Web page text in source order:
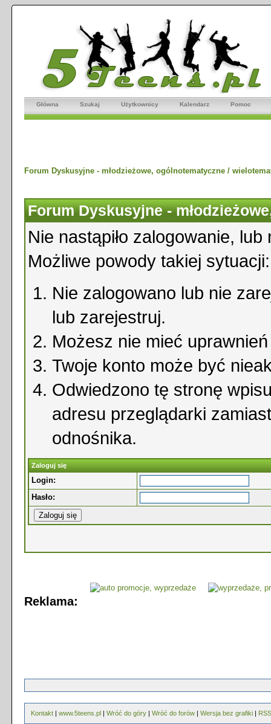
Główna Szukaj Użytkownicy Kalendarz Pomoc
Forum Dyskusyjne - młodzieżowe, ogólnotematyczne /
Forum Dyskusyjne -
Nie nastąpiło zalogowanie,
Możliwe powody takiej sytuacji:
Nie zalogowano lub nie
lub zarejestruj.
Możesz nie mieć
Twoje konto może być
Odwiedzono tę stronę
adresu przeglądarki
odnośnika.
Zaloguj się
Login:
Hasło:
Reklama:
Kontakt | www.5teens.pl | Wróć do góry | Wróć do forów | Wersja bez grafiki | RSS